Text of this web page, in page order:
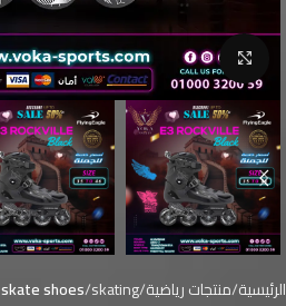
Click to enlarge
الرئيسية منتجات رياضية skating
skate shoes